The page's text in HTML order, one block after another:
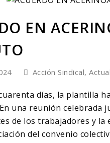
EN
Acción Sindical,
días, la plantilla
una reunión celebrada
de los trabajadores y la
del convenio